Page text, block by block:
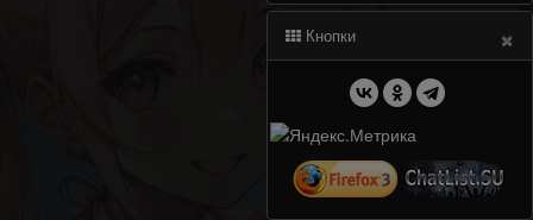
Кнопки ×